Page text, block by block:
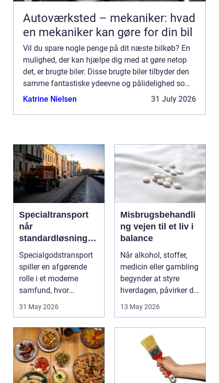
Autoværksted – mekaniker: hvad
en mekaniker kan gøre for din bil
Vil du spare nogle penge på dit næste bilkøb? En
mulighed, der kan hjælpe dig med at gøre netop
det, er brugte biler. Disse brugte biler tilbyder den
samme fantastiske ydeevne og pålidelighed som
nye biler, men t...
Katrine Nielsen 31 July 2026
Specialtransport
når
standardløsninger
ikke rækker
Specialgodstransport
spiller en afgørende
rolle i et moderne
samfund, hvor
industrien bliver mere
31 May 2026
Misbrugsbehandli
ng vejen til et liv i
balance
Når alkohol, stoffer,
medicin eller gambling
begynder at styre
hverdagen, påvirker det
ikke kun pers...
13 May 2026